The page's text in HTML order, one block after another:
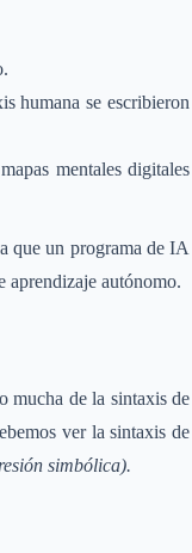
humana se escribieron
mentales digitales
que un programa de IA
aprendizaje autónomo.
mucha de la sintaxis de
ver la sintaxis de
simbólica).